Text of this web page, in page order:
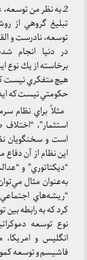
2ـ به نظر من
تبليغ گروهي از
توسعه، نادرست و
در دنيا انجام
برخاسته از يك نوع
هيچ متفكري نيست
حكومتي نيست كه
مثلاً براي نظام
استثمار”،
است و سخنگويان
اين نظام از آن دفاع
“ديكتاتوري” و
به‌عنوان مثال
“ريشه‌هاي
كرد كه به رابطه بين
نوع توسعه
انگليس و امريكا،
فاشيسم و توسعه